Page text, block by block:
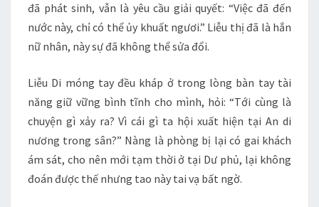
đã phát sinh, vẫn là yêu cầu giải quyết: “Việc đã đến
nước này, chỉ có thể ủy khuất ngươi.” Liễu thị đã là hắn
nữ nhân, này sự đã không thể sửa đổi.
Liễu Di móng tay đều kháp ở trong lòng bàn tay tài
năng giữ vững bình tĩnh cho mình, hỏi: “Tới cùng là
chuyện gì xảy ra? Vì cái gì ta hội xuất hiện tại An di
nương trong sân?” Nàng là phòng bị lại có gai khách
ám sát, cho nên mới tạm thời ở tại Dư phủ, lại không
đoán được thế nhưng tao này tai vạ bất ngờ.